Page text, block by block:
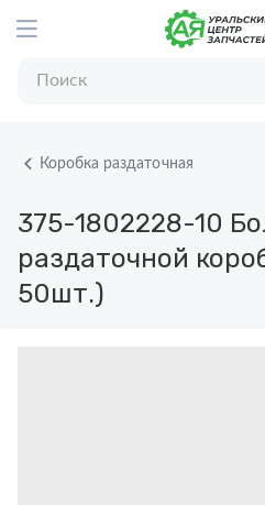
Коробка раздаточная
375-1802228-10
раздаточной
50шт.)